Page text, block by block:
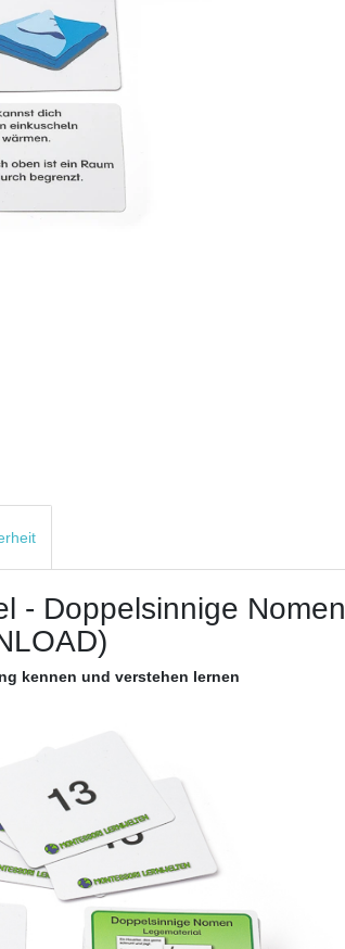
- Doppelsinnige Nomen
kennen und verstehen lernen